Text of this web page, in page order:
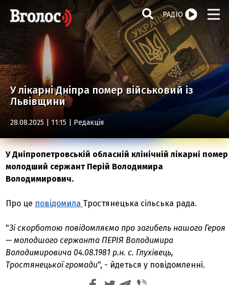
РАДІО
У лікарні Дніпра помер військовий із
Львівщини
28.08.2025 | 11:15 | Редакція
У Дніпропетровській обласній клінічній лікарні помер
молодший сержант Перій Володимира
Володимирович.
Про це повідомила Тростянецька сільська рада.
"Зі скорботою повідомляємо про загибель нашого Героя
— молодшого сержанта ПЕРІЯ Володимира
Володимировича 04.08.1981 р.н. с. Глухівець,
Тростянецької громади", - йдеться у повідомленні.